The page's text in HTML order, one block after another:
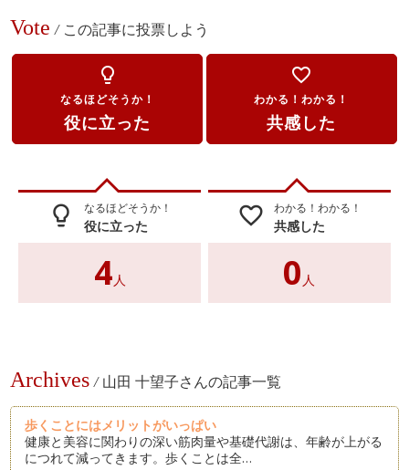
Vote / この記事に投票しよう
lightbulb_outline
なるほどそうか！
役に立った
favorite_border
わかる！わかる！
共感した
lightbulb_outline なるほどそうか！
役に立った
4 人
favorite_border わかる！わかる！
共感した
0 人
Archives / 山田 十望子さんの記事一覧
歩くことにはメリットがいっぱい
健康と美容に関わりの深い筋肉量や基礎代謝は、年齢が上がる
につれて減ってきます。歩くことは全…